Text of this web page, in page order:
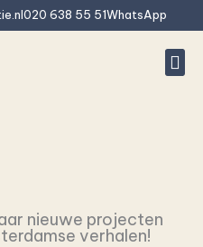
020 638 55 51WhatsApp
nieuwe projecten
verhalen!